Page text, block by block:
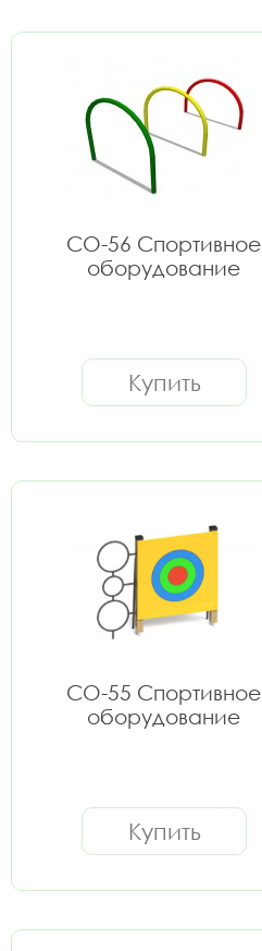
СО-56 Спортивное
оборудование
Купить
СО-55 Спортивное
оборудование
Купить